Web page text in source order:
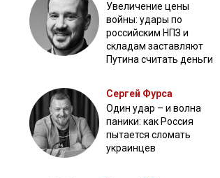
Увеличение цены
войны: удары по
российским НПЗ и
складам заставляют
Путина считать деньги
Сергей Фурса
Один удар – и волна
паники: как Россия
пытается сломать
украинцев